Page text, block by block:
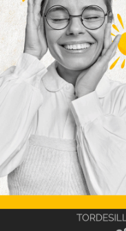
Nueva
Hazte ya con la
la revista
imagen para